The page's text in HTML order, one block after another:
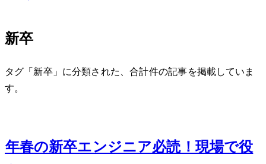
新卒
タグ「新卒」に分類された、合計 1 件の記事を掲載していま
す。
2025年春の新卒エンジニア必読！現場で役